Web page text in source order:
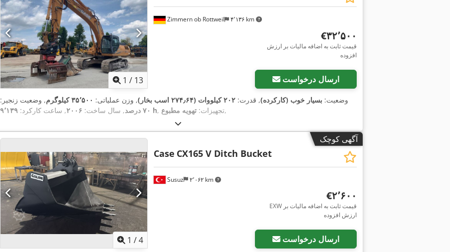
1 / 13
Zimmern ob Rottweil ۴٬۱۳۶ km
‎€۳۲٬۵۰۰
قیمت ثابت به اضافه مالیات بر ارزش
افزوده
ارسال درخواست
وضعیت: بسیار خوب (کارکرده), قدرت: ۲۰۲ کیلووات (۲۷۴٫۶۴ اسب بخار) , وزن عملیاتی: ۳۵٬۵۰۰ کیلوگرم
, وضعیت زنجیر:
۷۰ درصد
, سال ساخت: ۲۰۰۶, ساعت کارکرد: ۹٬۱۳۹ h , تجهیزات: تهویه مطبوع ,
آگهی کوچک
1 /4
Susuz ۲٬۰۶۲ km
Case CX165 V Ditch Bucket
‎€۲٬۶۰۰
EXW قیمت ثابت به اضافه مالیات بر
ارزش افزوده
ارسال درخواست